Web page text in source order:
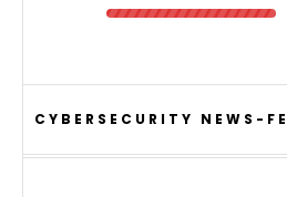
CYBERSECURITY NEWS-